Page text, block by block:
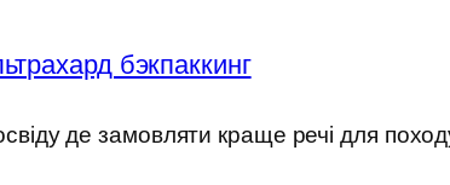
бэкпаккинг
де замовляти краще речі для